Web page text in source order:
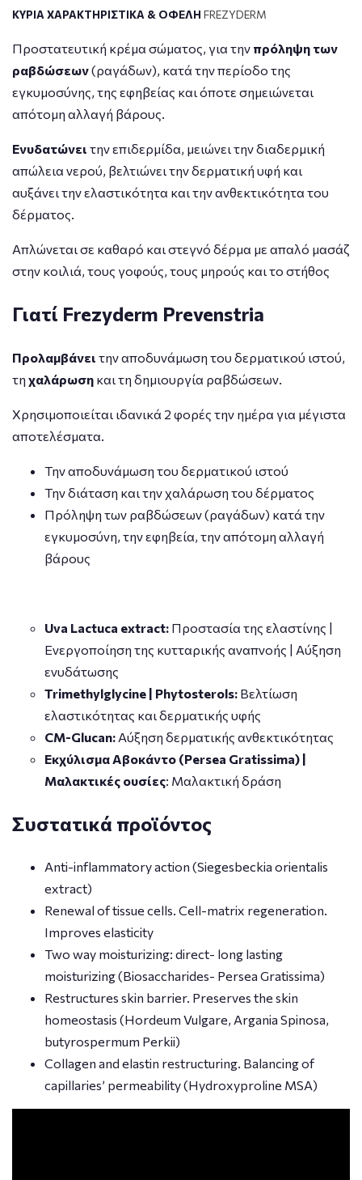
ΚΥΡΙΑ ΧΑΡΑΚΤΗΡΙΣΤΙΚΑ & ΟΦΕΛΗ FREZYDERM
Προστατευτική κρέμα σώματος, για την πρόληψη των
ραβδώσεων(ραγάδων), κατά την περίοδο της
εγκυμοσύνης, της εφηβείας και όποτε σημειώνεται
απότομη αλλαγή βάρους.
Ενυδατώνει την επιδερμίδα, μειώνει την διαδερμική
απώλεια νερού, βελτιώνει την δερματική υφή και
αυξάνει την ελαστικότητα και την ανθεκτικότητα του
δέρματος.
Απλώνεται σε καθαρό και στεγνό δέρμα με απαλό μασάζ
στην κοιλιά, τους γοφούς, τους μηρούς και το στήθος
Γιατί Frezyderm Prevenstria
Προλαμβάνει την αποδυνάμωση του δερματικού ιστού,
τη χαλάρωση και τη δημιουργία ραβδώσεων.
Χρησιμοποιείται ιδανικά 2 φορές την ημέρα για μέγιστα
αποτελέσματα.
Την αποδυνάμωση του δερματικού ιστού
Την διάταση και την χαλάρωση του δέρματος
Πρόληψη των ραβδώσεων (ραγάδων) κατά την
εγκυμοσύνη, την εφηβεία, την απότομη αλλαγή
βάρους
Uva Lactuca extract: Προστασία της ελαστίνης |
Ενεργοποίηση της κυτταρικής αναπνοής | Αύξηση
ενυδάτωσης
Trimethylglycine | Phytosterols: Βελτίωση
ελαστικότητας και δερματικής υφής
CM-Glucan: Αύξηση δερματικής ανθεκτικότητας
Εκχύλισμα Αβοκάντο (Persea Gratissima) |
Μαλακτικές ουσίες: Μαλακτική δράση
Συστατικά προϊόντος
Anti-inflammatory action (Siegesbeckia orientalis
extract)
Renewal of tissue cells. Cell-matrix regeneration.
Improves elasticity
Two way moisturizing: direct- long lasting
moisturizing (Biosaccharides- Persea Gratissima)
Restructures skin barrier. Preserves the skin
homeostasis (Hordeum Vulgare, Argania Spinosa,
butyrospermum Perkii)
Collagen and elastin restructuring. Balancing of
capillaries’ permeability (Hydroxyproline MSA)